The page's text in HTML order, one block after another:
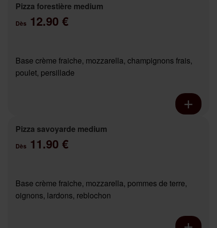
Pizza forestière medium
Dès 12.90 €
Base crème fraiche, mozzarella, champignons frais,
poulet, persillade
Pizza savoyarde medium
Dès 11.90 €
Base crème fraiche, mozzarella, pommes de terre,
oignons, lardons, reblochon